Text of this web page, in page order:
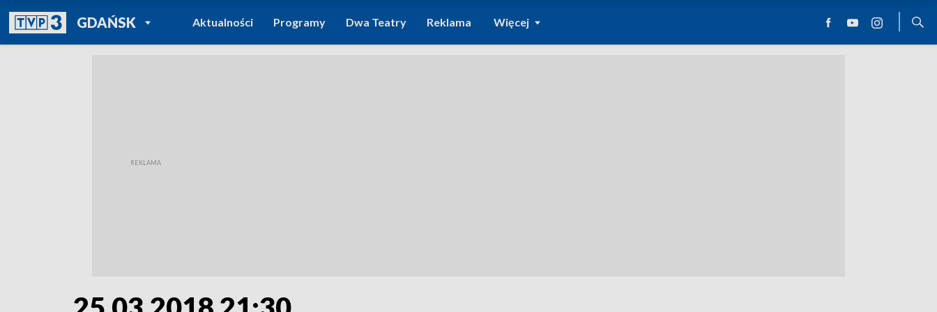
GDAŃSKPOWRÓT DO
TVP REGIONY
Aktualności Programy Dwa Teatry Reklama Więcej